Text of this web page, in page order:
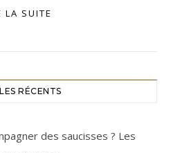
LA SUITE
RÉCENTS
des saucisses ? Les